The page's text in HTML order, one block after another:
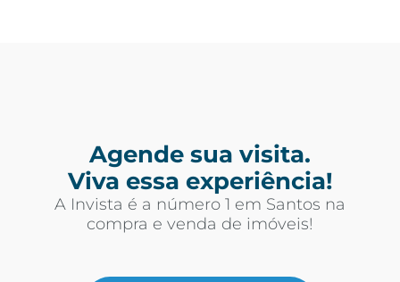
Agende sua visita.
Viva essa experiência!
A Invista é a número 1 em Santos na
compra e venda de imóveis!